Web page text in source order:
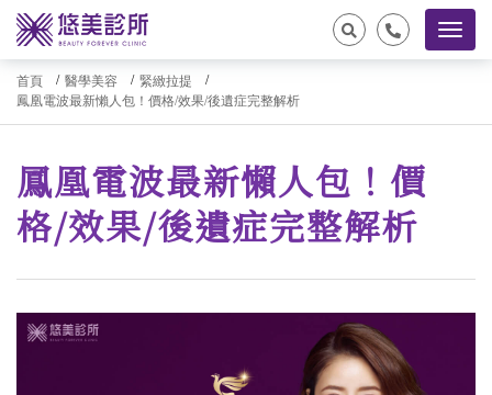
首頁 醫學美容
緊緻拉提
鳳凰電波最新懶人包！價格/效果/後遺症完整解析
鳳凰電波最新懶人包！價
格/效果/後遺症完整解析